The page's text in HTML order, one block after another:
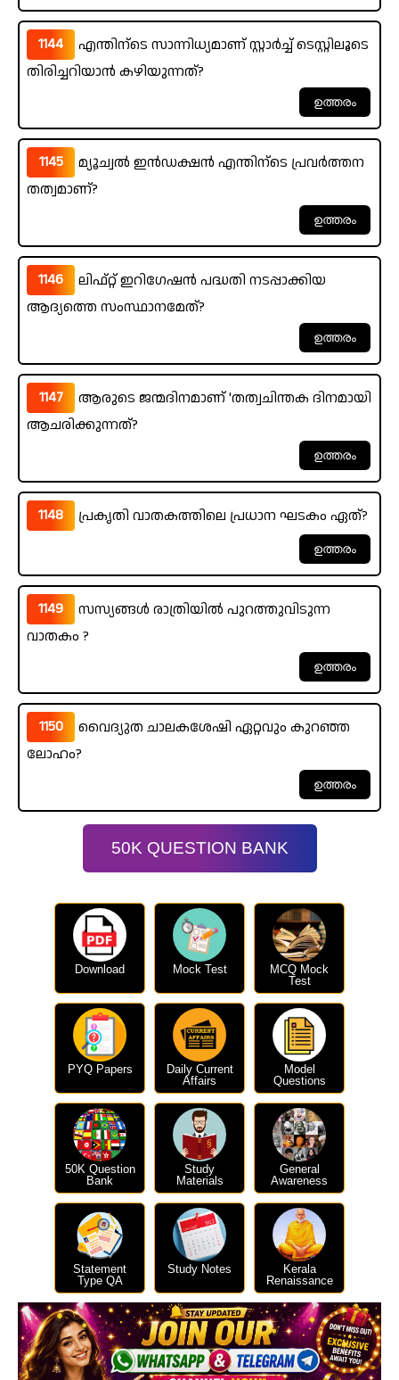
1144
എന്തിന്ടെ സാന്നിധ്യമാണ് സ്റ്റാർച്ച് ടെസ്റ്റിലൂടെ
തിരിച്ചറിയാൻ കഴിയുന്നത്?
1145
മ്യൂച്വൽ ഇൻഡക്ഷൻ എന്തിന്ടെ പ്രവർത്തന
തത്വമാണ്?
1146
ലിഫ്റ്റ് ഇറിഗേഷൻ പദ്ധതി നടപ്പാക്കിയ
ആദ്യത്തെ സംസ്ഥാനമേത്?
1147
ആരുടെ ജന്മദിനമാണ് 'തത്വചിന്തക ദിനമായി
ആചരിക്കുന്നത്?
1148 പ്രകൃതി വാതകത്തിലെ പ്രധാന ഘടകം ഏത്?
1149
സസ്യങ്ങൾ രാത്രിയിൽ പുറത്തുവിടുന്ന
വാതകം ?
1150
വൈദ്യുത ചാലകശേഷി ഏറ്റവും കുറഞ്ഞ
ലോഹം?
50K QUESTION BANK
Download Mock Test
MCQ Mock
Test
PYQ Papers
Daily Current
Affairs
Model
Questions
50K Question
Bank
Study
Materials
General
Awareness
Statement
Type QA
Study Notes
Kerala
Renaissance